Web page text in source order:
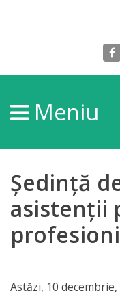
DGPDC
Informații
despre
DGPDC
Structura
Meniu
Ședință
asistenții
Astăzi, 10